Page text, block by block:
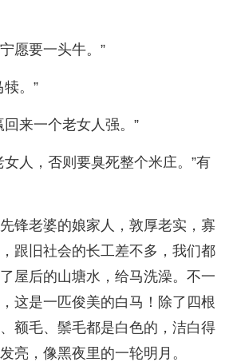
愿要一头牛。”
。”
来一个老女人强。”
人，否则要臭死整个米庄。”有
锋老婆的娘家人，敦厚老实，寡
跟旧社会的长工差不多，我们都
屋后的山塘水，给马洗澡。不一
这是一匹俊美的白马！除了四根
额毛、鬃毛都是白色的，洁白得
亮，像黑夜里的一轮明月。